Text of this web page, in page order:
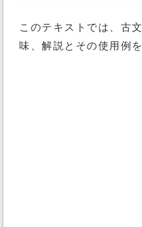
このテキストでは、古
味、解説とその使用例